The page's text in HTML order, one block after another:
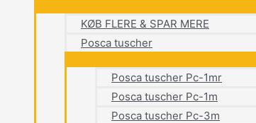
KØB FLERE & SPAR MERE
Posca tuscher
Posca tuscher Pc-1mr
Posca tuscher Pc-1m
Posca tuscher Pc-3m